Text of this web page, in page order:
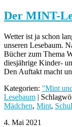
Der MINT-
Wetter ist ja schon
unseren Lesebaum.
Bücher zum Thema
diesjährige Kinder-
Den Auftakt macht
Kategorien: "Mint
Lesebaum |
Mädchen, Mint,
4. Mai 2021